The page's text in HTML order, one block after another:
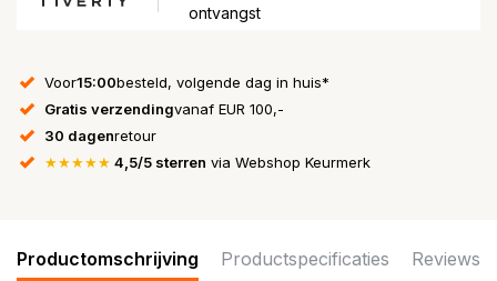
ontvangst
Voor15:00besteld, volgende dag in huis*
Gratis verzendingvanaf EUR 100,-
30 dagenretour
★★★★★ 4,5/5 sterren via Webshop Keurmerk
Productomschrijving Productspecificaties Reviews